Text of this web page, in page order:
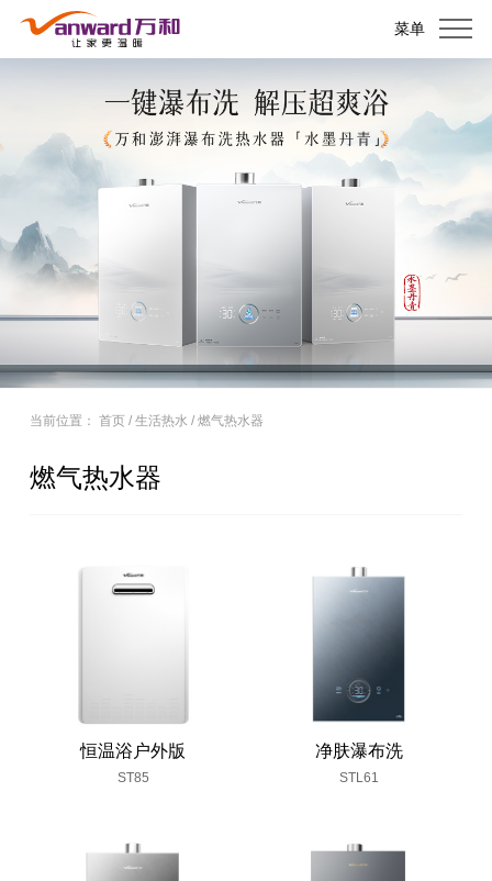
菜单
当前位置： 首页/ 生活热水 / 燃气热水器
燃气热水器
恒温浴户外版
ST85
净肤瀑布洗
STL61